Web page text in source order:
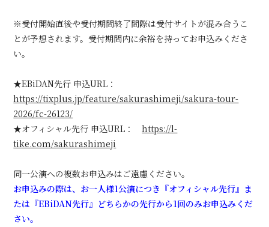
※受付開始直後や受付期間終了間際は受付サイトが混み合うこ
とが予想されます。受付期間内に余裕を持ってお申込みくださ
い。
★EBiDAN先行 申込URL：
https://tixplus.jp/feature/sakurashimeji/sakura-tour-
2026/fc-26123/
★オフィシャル先行 申込URL：https://l-
tike.com/sakurashimeji
同一公演への複数お申込みはご遠慮ください。
お申込みの際は、お一人様1公演につき『オフィシャル先行』ま
たは『EBiDAN先行』どちらかの先行から1回のみお申込みくだ
さい。